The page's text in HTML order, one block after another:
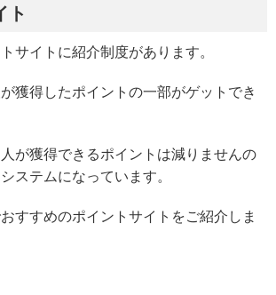
ト
サイトに紹介制度があります。
獲得したポイントの一部がゲットでき
が獲得できるポイントは減りませんの
ステムになっています。
すすめのポイントサイトをご紹介しま